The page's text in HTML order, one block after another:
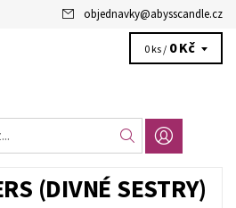
objednavky@abysscandle.cz
0 ks / 0 Kč
(DIVNÉ SESTRY)